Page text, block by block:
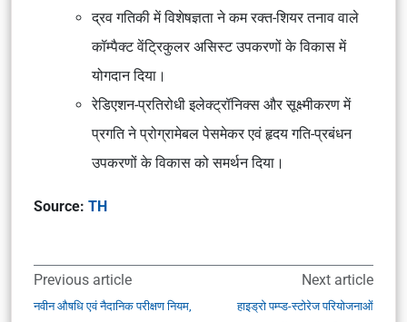
द्रव गतिकीमें विशेषज्ञता नेकम रक्त-शियर तनाव वाले
कॉम्पैक्ट वेंट्रिकुलर असिस्ट उपकरणोंके विकास में
योगदान दिया।
रेडिएशन-प्रतिरोधी इलेक्ट्रॉनिक्स औरसूक्ष्मीकरणमें
प्रगति नेप्रोग्रामेबल पेसमेकरएवंहृदय गति-प्रबंधन
उपकरणोंके विकास को समर्थन दिया।
Source: TH
Previous article
नवीन औषधि एवं नैदानिक परीक्षण नियम,
Next article
हाइड्रो पम्प्ड-स्टोरेज परियोजनाओं